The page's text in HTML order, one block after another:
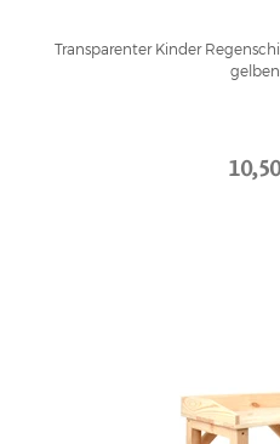
Transparenter Kinder